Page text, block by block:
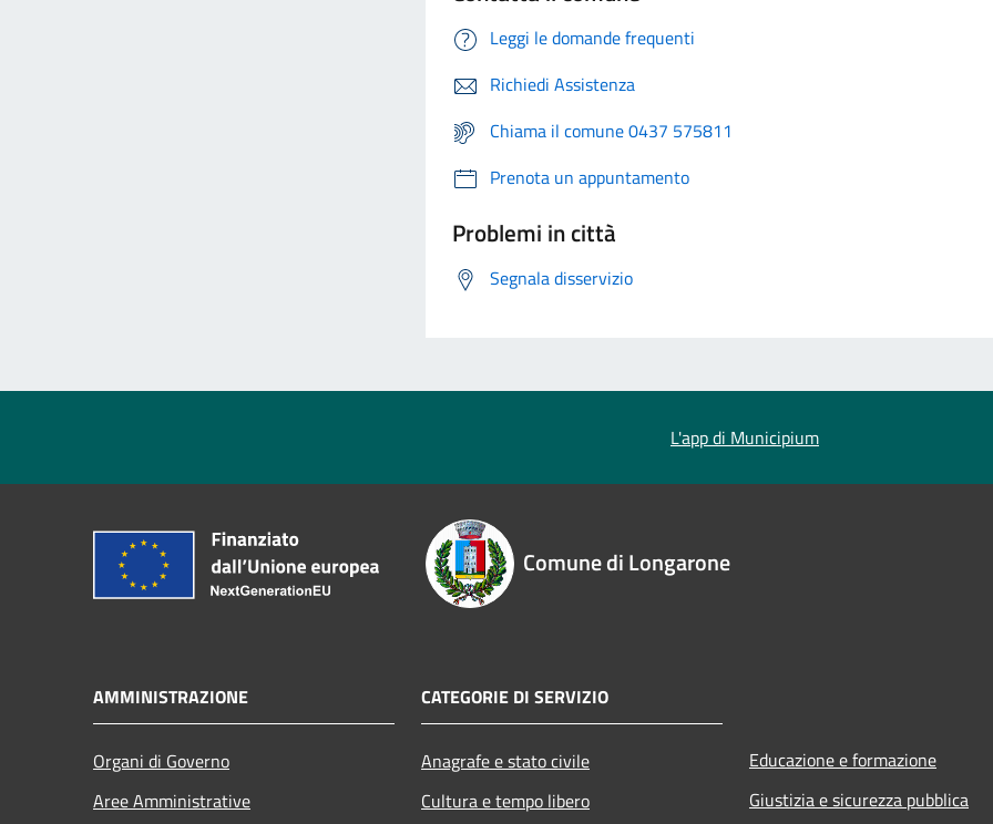
Leggi le domande frequenti
Richiedi Assistenza
Chiama il comune 0437 575811
Prenota un appuntamento
Problemi in città
Segnala disservizio
L'app di Municipium
Comune di Longarone
AMMINISTRAZIONE
Organi di Governo
Aree Amministrative
CATEGORIE DI SERVIZIO
Anagrafe e stato civile
Cultura e tempo libero
Educazione e formazione
Giustizia e sicurezza pubblica